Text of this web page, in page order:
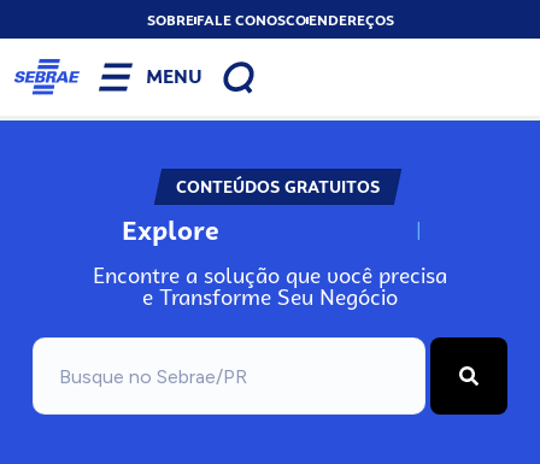
SOBREFALE CONOSCOENDEREÇOS
MENU
CONTEÚDOS GRATUITOS
Explore N
Encontre a solução que você precisa
e Transforme Seu Negócio